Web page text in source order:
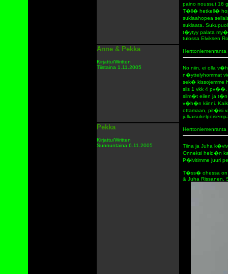
paino noussut 16
T�ll� hetkell�
suklaahopea
suklaata.
t�ytyy palata
tulossa Elviksen
Anne & Pekka
Kirjattu/Written
Tiistaina 1.11.2005
Herttoniemenranta
No niin, ei olla
n�yttelyhommat
sek� kissojemme
siis 1 vkk 4 pv��,
silm�t eilen ja
v�h�n kiinni.
ottamaan, pit�isi
Pekka
Kirjattu/Written
Sunnuntaina 6.11.2005
Herttoniemenranta
Tiina ja Juha
Onneksi heid�n
P�ivitimme juuri
T�ss� ohessa on
& Juha Rissanen.